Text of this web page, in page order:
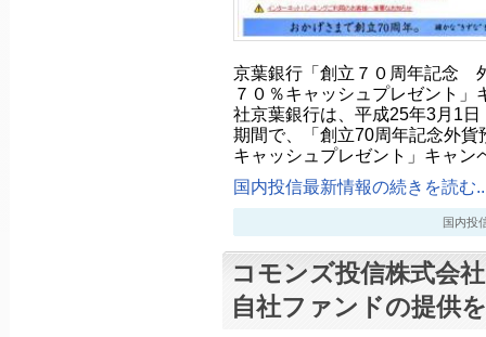
京葉銀行「創立７０周年記念
７０％キャッシュプレゼント」
社京葉銀行は、平成25年3月1
期間で、「創立70周年記念外
キャッシュプレゼント」キャ
国内投信最新情報の続きを読む
国内投
コモンズ投信株式会
自社ファンドの提供